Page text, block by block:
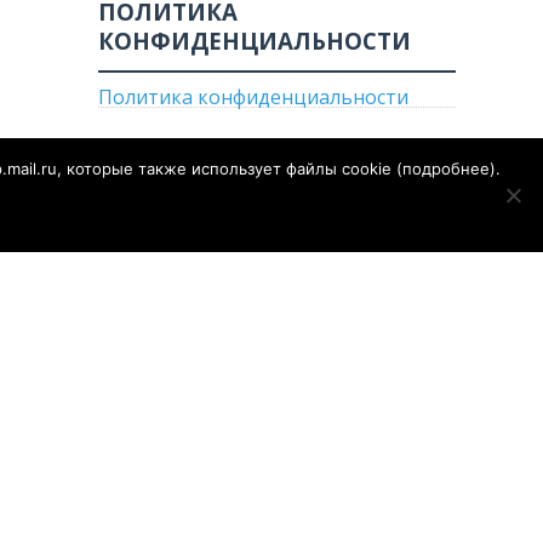
ПОЛИТИКА
КОНФИДЕНЦИАЛЬНОСТИ
Политика конфиденциальности
которые также использует файлы cookie (подробнее).